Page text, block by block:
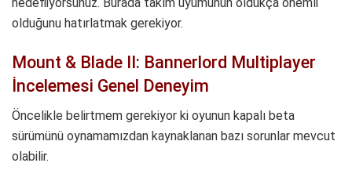
olduğunu hatırlatmak gerekiyor.
Mount & Blade II: Bannerlord Multiplayer
İncelemesi Genel Deneyim
Öncelikle belirtmem gerekiyor ki oyunun kapalı beta
sürümünü oynamamızdan kaynaklanan bazı sorunlar mevcut
olabilir.